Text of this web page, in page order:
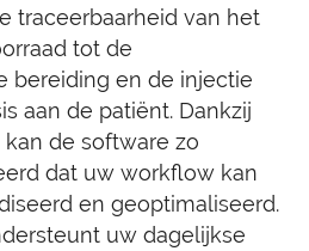
traceerbaarheid van het
tot de
bereiding en de injectie
aan de patiënt. Dankzij
de software zo
dat uw workflow kan
en geoptimaliseerd.
uw dagelijkse